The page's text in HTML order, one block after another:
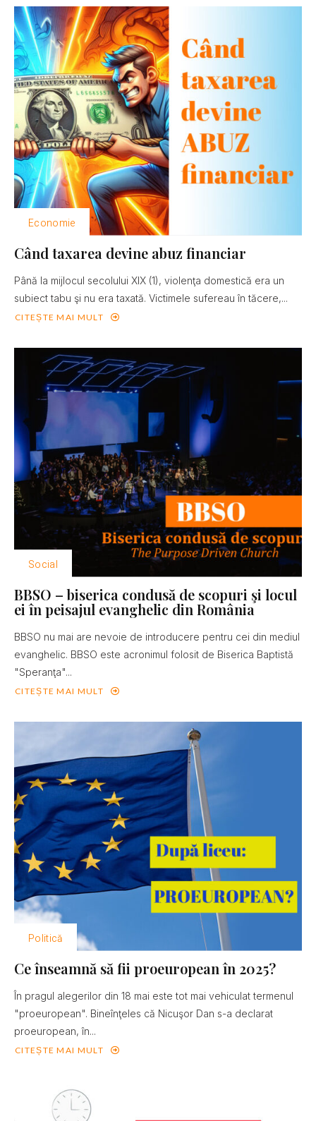
Economie
Când taxarea devine abuz financiar
Până la mijlocul secolului XIX (1), violenţa domestică era un
subiect tabu şi nu era taxată. Victimele sufereau în tăcere,...
CITEȘTE MAI MULT
Social
BBSO – biserica condusă de scopuri şi locul
ei în peisajul evanghelic din România
BBSO nu mai are nevoie de introducere pentru cei din mediul
evanghelic. BBSO este acronimul folosit de Biserica Baptistă
"Speranţa"...
CITEȘTE MAI MULT
Politică
Ce înseamnă să fii proeuropean în 2025?
În pragul alegerilor din 18 mai este tot mai vehiculat termenul
"proeuropean". Bineînţeles că Nicuşor Dan s-a declarat
proeuropean, în...
CITEȘTE MAI MULT